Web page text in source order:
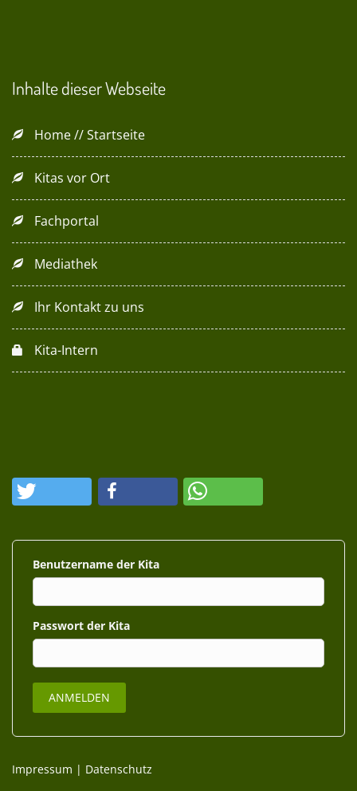
Inhalte dieser Webseite
Home // Startseite
Kitas vor Ort
Fachportal
Mediathek
Ihr Kontakt zu uns
Kita-Intern
Benutzername
Passwort
Impressum | Datenschutz